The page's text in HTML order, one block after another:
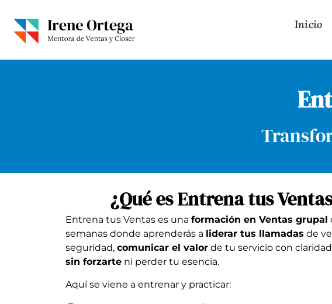
Inicio
¿Qué es Entrena tus
Entrena tus Ventas es una formación en Ventas grupal
semanas donde aprenderás a liderar tus llamadas de
seguridad, comunicar el valor de tu servicio con
sin forzarte ni perder tu esencia.
Aquí se viene a entrenar y practicar: